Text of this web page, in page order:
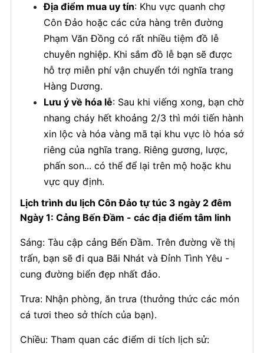
Địa điểm mua uy tín: Khu vực quanh chợ
Côn Đảo hoặc các cửa hàng trên đường
Phạm Văn Đồng có rất nhiều tiệm đồ lễ
chuyên nghiệp. Khi sắm đồ lễ bạn sẽ được
hỗ trợ miễn phí vận chuyển tới nghĩa trang
Hàng Dương.
Lưu ý về hóa lễ: Sau khi viếng xong, bạn chờ
nhang cháy hết khoảng 2/3 thì mới tiến hành
xin lộc và hóa vàng mã tại khu vực lò hóa sớ
riêng của nghĩa trang. Riêng gương, lược,
phấn son... có thể để lại trên mộ hoặc khu
vực quy định.
Lịch trình du lịch Côn Đảo tự túc 3 ngày 2 đêm
Ngày 1: Cảng Bến Đầm - các địa điểm tâm linh
Sáng: Tàu cập cảng Bến Đầm. Trên đường về thị
trấn, bạn sẽ đi qua Bãi Nhát và Đỉnh Tình Yêu -
cung đường biển đẹp nhất đảo.
Trưa: Nhận phòng, ăn trưa (thưởng thức các món
cá tươi theo sở thích của bạn).
Chiều: Tham quan các điểm di tích lịch sử: